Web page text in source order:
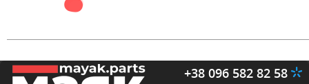
+38 096 582 82 58